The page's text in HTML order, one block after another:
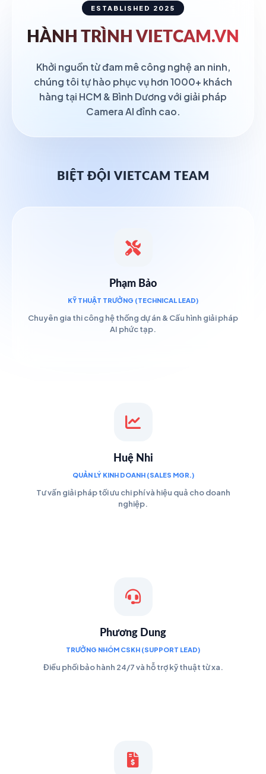
ESTABLISHED 2025
HÀNH TRÌNH VIETCAM.VN
Khởi nguồn từ đam mê công nghệ an ninh,
chúng tôi tự hào phục vụ hơn 1000+ khách
hàng tại HCM & Bình Dương với giải pháp
Camera AI đỉnh cao.
BIỆT ĐỘI VIETCAM TEAM
Phạm Bảo
KỸ THUẬT TRƯỞNG (TECHNICAL LEAD)
Chuyên gia thi công hệ thống dự án & Cấu hình giải pháp
AI phức tạp.
Huệ Nhi
QUẢN LÝ KINH DOANH (SALES MGR.)
Tư vấn giải pháp tối ưu chi phí và hiệu quả cho doanh
nghiệp.
Phương Dung
TRƯỞNG NHÓM CSKH (SUPPORT LEAD)
Điều phối bảo hành 24/7 và hỗ trợ kỹ thuật từ xa.